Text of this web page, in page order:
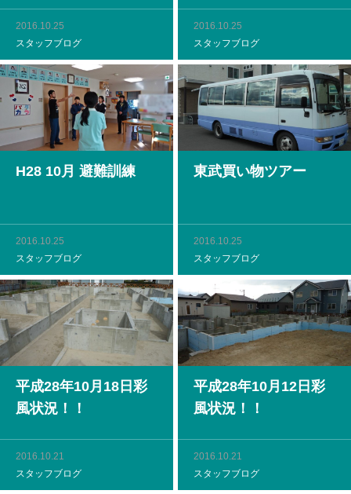
2016.10.25
スタッフブログ
2016.10.25
スタッフブログ
H28 10月 避難訓練
2016.10.25
スタッフブログ
東武買い物ツアー
2016.10.25
スタッフブログ
平成28年10月18日彩
風状況！！
2016.10.21
スタッフブログ
平成28年10月12日彩
風状況！！
2016.10.21
スタッフブログ